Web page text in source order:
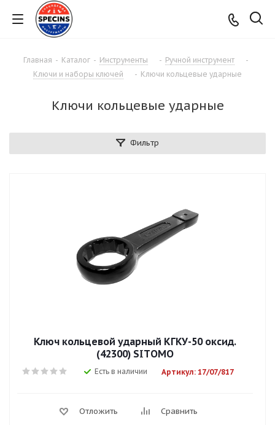
Главная - Каталог - Инструменты - Ручной инструмент
-
Ключи и наборы ключей
- Ключи кольцевые ударные
Ключи кольцевые ударные
Фильтр
Ключ кольцевой ударный КГКУ-50 оксид.
(42300) SITОМО
Есть в наличии Артикул: 17/07/817
Отложить Сравнить